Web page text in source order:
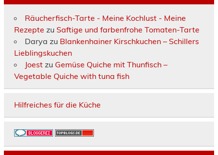
Räucherfisch-Tarte - Meine Kochlust - Meine
Rezepte zu Saftige und farbenfrohe Tomaten-Tarte
Darya zu Blankenhainer Kirschkuchen – Schillers
Lieblingskuchen
Joestzu Gemüse Quiche mit Thunfisch –
Vegetable Quiche with tuna fish
Hilfreiches für die Küche